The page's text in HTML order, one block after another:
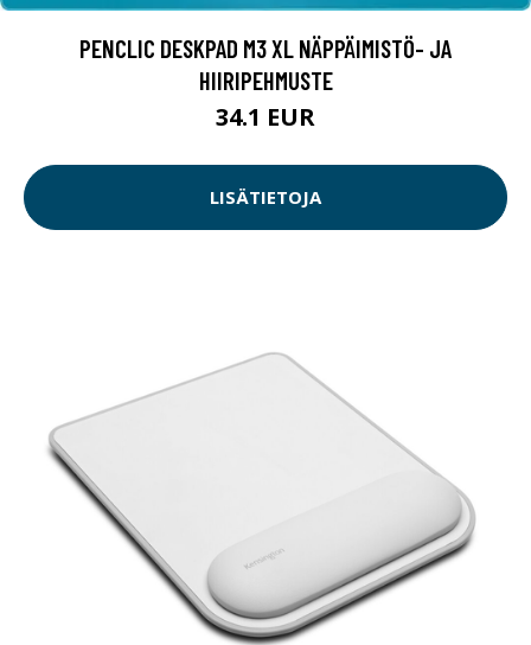
PENCLIC DESKPAD M3 XL NÄPPÄIMISTÖ- JA
HIIRIPEHMUSTE
34.1 EUR
LISÄTIETOJA